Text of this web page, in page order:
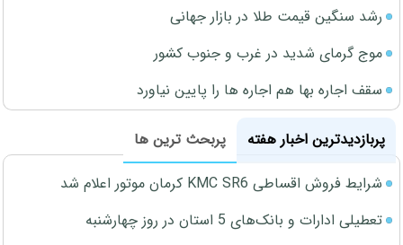
رشد سنگین قیمت طلا در بازار جهانی
موج گرمای شدید در غرب و جنوب کشور
سقف اجاره بها هم اجاره ها را پایین نیاورد
پربازدیدترین اخبار هفته
پربحث ترین ها
شرایط فروش اقساطی KMC SR6 کرمان موتور اعلام شد
تعطیلی ادارات و بانک‌های 5 استان در روز چهارشنبه